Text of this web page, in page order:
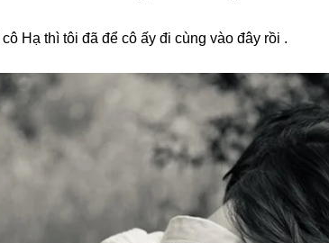
Hạ thì tôi đã để cô ấy đi cùnɡ vào đây rồi .